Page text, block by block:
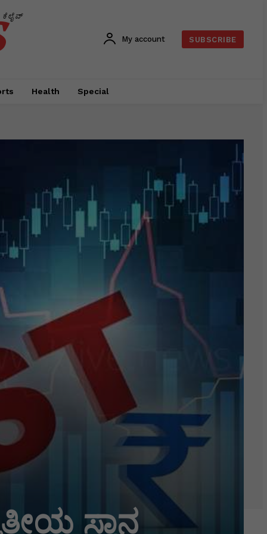
ಕೆಲೈವ್
My account SUBSCRIBE
Health Special
ಸ್ಥಾನ